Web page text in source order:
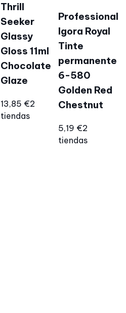
Thrill
Seeker
Glassy
Gloss 11ml
Chocolate
Glaze
13,85 €2
tiendas
Professional
Igora Royal
Tinte
permanente
6-580
Golden Red
Chestnut
5,19 €2
tiendas